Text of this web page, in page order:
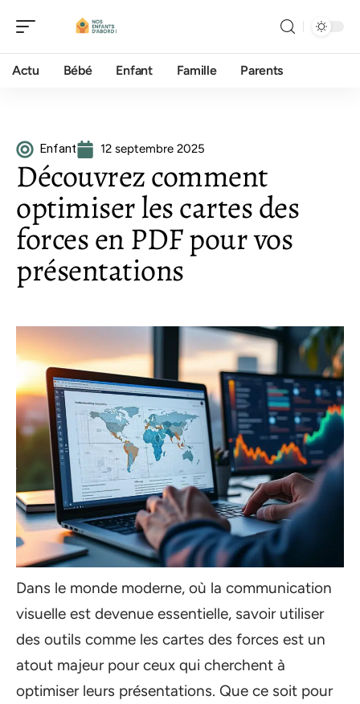
Actu Bébé Enfant Famille Parents
Enfant 12 septembre 2025
Découvrez comment
optimiser les cartes des
forces en PDF pour vos
présentations
Dans le monde moderne, où la communication
visuelle est devenue essentielle, savoir utiliser
des outils comme les cartes des forces est un
atout majeur pour ceux qui cherchent à
optimiser leurs présentations. Que ce soit pour